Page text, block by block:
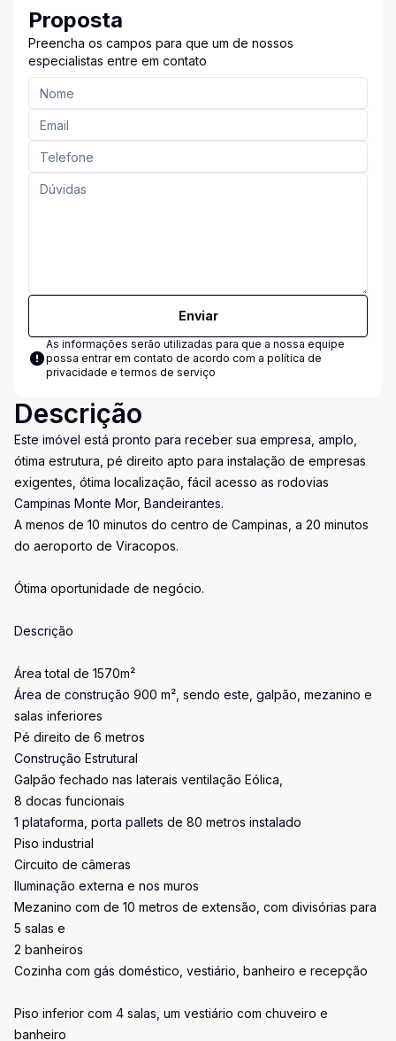
Proposta
Preencha os campos para que um de nossos
especialistas entre em contato
Enviar
As informações serão utilizadas para que a nossa equipe
possa entrar em contato de acordo com a política de
privacidade e termos de serviço
Descrição
Este imóvel está pronto para receber sua empresa, amplo,
ótima estrutura, pé direito apto para instalação de empresas
exigentes, ótima localização, fácil acesso as rodovias
Campinas Monte Mor, Bandeirantes.
A menos de 10 minutos do centro de Campinas, a 20 minutos
do aeroporto de Viracopos.
Ótima oportunidade de negócio.
Descrição
Área total de 1570m²
Área de construção 900 m², sendo este, galpão, mezanino e
salas inferiores
Pé direito de 6 metros
Construção Estrutural
Galpão fechado nas laterais ventilação Eólica,
8 docas funcionais
1 plataforma, porta pallets de 80 metros instalado
Piso industrial
Circuito de câmeras
Iluminação externa e nos muros
Mezanino com de 10 metros de extensão, com divisórias para
5 salas e
2 banheiros
Cozinha com gás doméstico, vestiário, banheiro e recepção
Piso inferior com 4 salas, um vestiário com chuveiro e
banheiro